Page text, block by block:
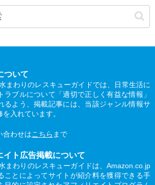
ついて
まわりのレスキューガイドでは、日常生活に
ラブルについて「適切で正しく有益な情報」
るよう、掲載記事には、当該ジャンル情報サ
入れています。
合わせはこちら まで
ト広告掲載について
まわりのレスキューガイドは、Amazon.co.jp
ことによってサイトが紹介料を獲得できる手